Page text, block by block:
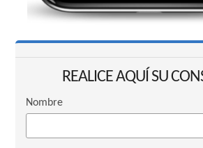
REALICE AQUÍ SU
Nombre